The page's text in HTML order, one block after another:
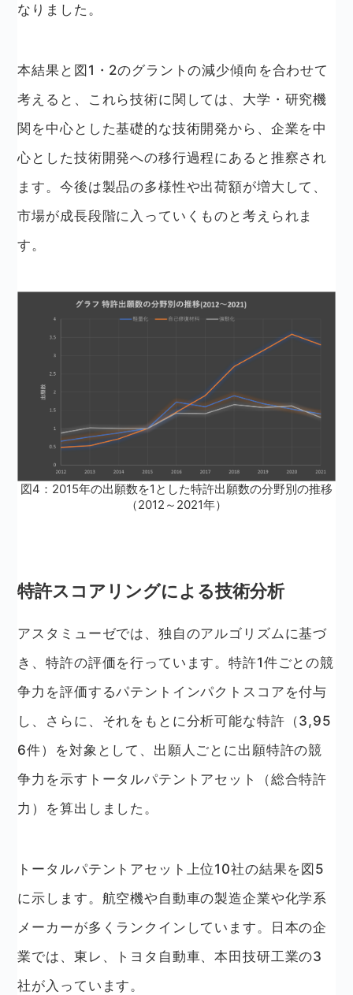
なりました。
本結果と図1・2のグラントの減少傾向を合わせて
考えると、これら技術に関しては、大学・研究機
関を中心とした基礎的な技術開発から、企業を中
心とした技術開発への移行過程にあると推察され
ます。今後は製品の多様性や出荷額が増大して、
市場が成長段階に入っていくものと考えられま
す。
図4：2015年の出願数を1とした特許出願数の分野別の推移
（2012～2021年）
特許スコアリングによる技術分析
アスタミューゼでは、独自のアルゴリズムに基づ
き、特許の評価を行っています。特許1件ごとの競
争力を評価するパテントインパクトスコアを付与
し、さらに、それをもとに分析可能な特許（3,95
6件）を対象として、出願人ごとに出願特許の競
争力を示すトータルパテントアセット（総合特許
力）を算出しました。
トータルパテントアセット上位10社の結果を図5
に示します。航空機や自動車の製造企業や化学系
メーカーが多くランクインしています。日本の企
業では、東レ、トヨタ自動車、本田技研工業の3
社が入っています。